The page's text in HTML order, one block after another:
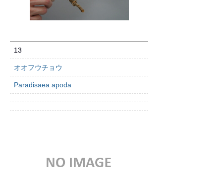
13
オオフウチョウ
Paradisaea apoda